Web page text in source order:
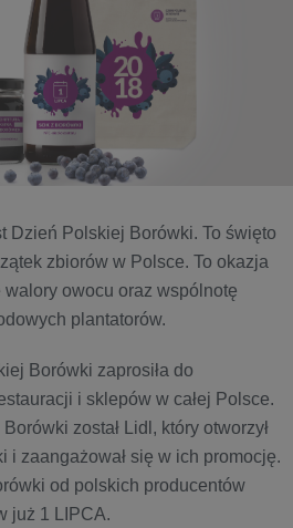
Dzień Polskiej Borówki. To święto
zbiorów w Polsce. To okazja
owocu oraz wspólnotę
plantatorów.
Borówki zaprosiła do
i sklepów w całej Polsce.
został Lidl, który otworzył
i zaangażował się w ich promocję.
od polskich producentów
już 1 LIPCA.